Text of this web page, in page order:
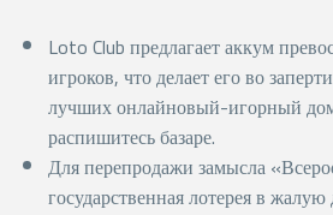
Loto Club предлагает аккум
игроков, что делает его во
лучших онлайновый-игорный
распишитесь базаре.
Для перепродажи замысла
государственная лотерея в